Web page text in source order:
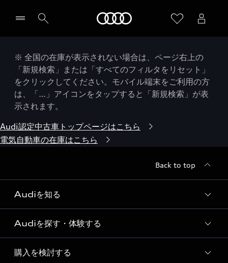
※ 全国の在庫が表示されない場合は、ページ右上の
「新規検索」または「すべてのフィルタをリセット」
をクリックしてください。モバイル端末をご利用の方
は、「…」アイコンをタップすると「新規検索」が表
示されます。
Audi認定中古車トップページはこちら
電気自動車の在庫はこちら
Back to top
Audiを知る
Audi ブランド
Story of Progress
Audiを探す・体験する
ディーラー検索
購入を検討する